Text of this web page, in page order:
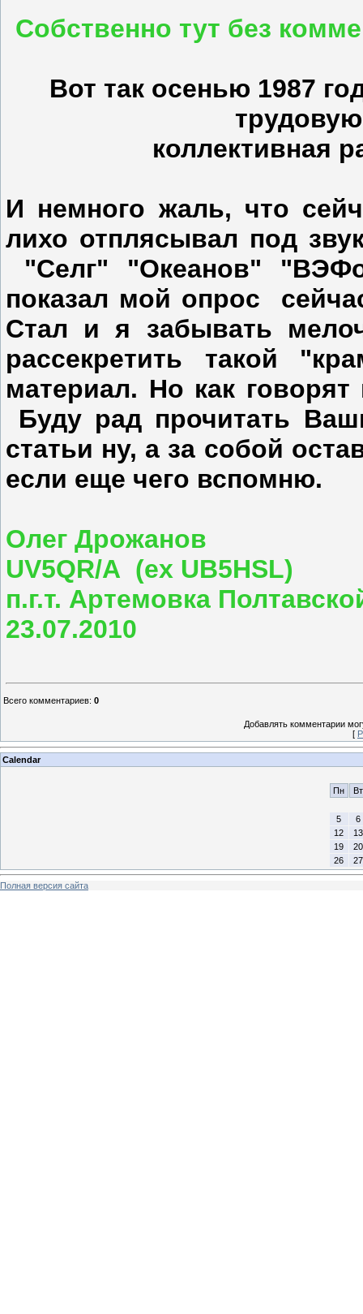
Собственно тут без
Вот так осенью 1987
коллективная
И немного жаль, что
лихо отплясывал под
"Селг" "Океанов"
показал мой опрос
Стал и я забывать
рассекретить такой
материал. Но как
Буду рад прочитать
статьи ну, а за собой
если еще чего вспомню.
Олег Дрожанов
UV5QR/А (ех UB5HSL)
п.г.т. Артемовка
23.07.2010
Всего комментариев: 0
Добавлять комментарии
[
Calendar
Пн Вт
5
6
12
13
19
20
26
27
Полная версия сайта